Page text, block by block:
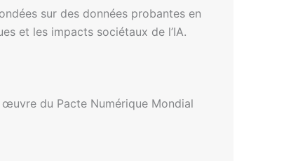
sur des données probantes en
et les impacts sociétaux de l’IA.
du Pacte Numérique Mondial